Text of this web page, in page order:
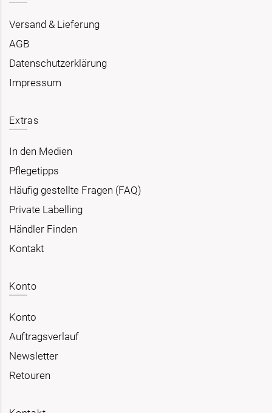
Versand & Lieferung
AGB
Datenschutzerklärung
Impressum
Extras
In den Medien
Pflegetipps
Häufig gestellte Fragen (FAQ)
Private Labelling
Händler Finden
Kontakt
Konto
Konto
Auftragsverlauf
Newsletter
Retouren